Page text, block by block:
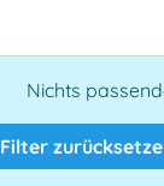
Nichts
Filter